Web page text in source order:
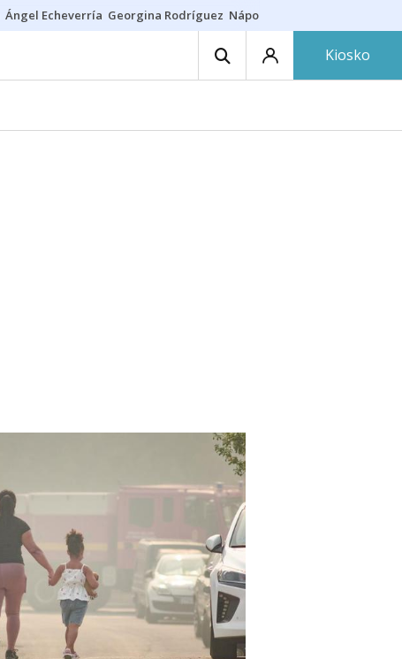
Ángel Echeverría Georgina Rodríguez Nápoles - Osasuna
Kiosko